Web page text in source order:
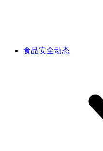
食品安全动态